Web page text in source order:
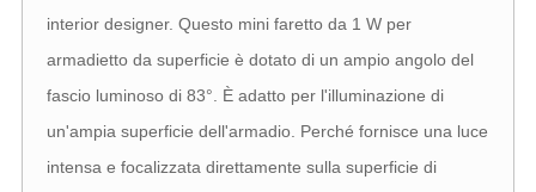
interior designer. Questo mini faretto da 1 W per
armadietto da superficie è dotato di un ampio angolo del
fascio luminoso di 83°. È adatto per l'illuminazione di
un'ampia superficie dell'armadio. Perché fornisce una luce
intensa e focalizzata direttamente sulla superficie di